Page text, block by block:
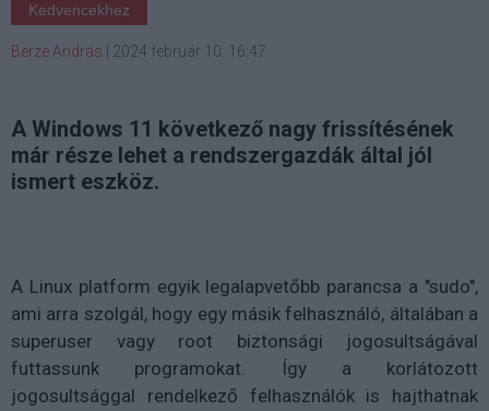
Kedvencekhez
Berze András 2024 február 10. 16:47
A Windows 11 következő nagy frissítésének
már része lehet a rendszergazdák által jól
ismert eszköz.
A Linux platform egyik legalapvetőbb parancsa a "sudo",
ami arra szolgál, hogy egy másik felhasználó, általában a
superuser vagy root biztonsági jogosultságával
futtassunk programokat. Így a korlátozott
jogosultsággal rendelkező felhasználók is hajthatnak